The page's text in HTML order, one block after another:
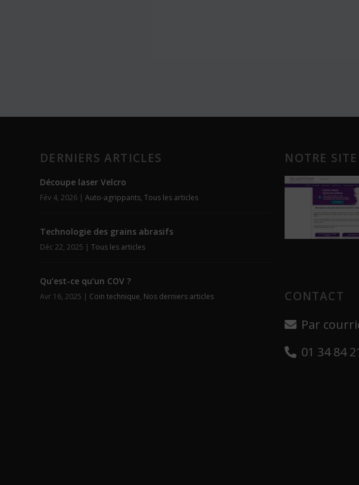
DERNIERS ARTICLES
Découpe laser Velcro
Fév 4, 2026 |Auto-agrippants,Tous les articles
Technologie des grains abrasifs
Déc 22, 2025 |Tous les articles
Qu’est-ce qu’un COV ?
Avr 16, 2025 | Coin technique, Nos derniers articles
NOTRE
CONTACT
Par
01 34 84